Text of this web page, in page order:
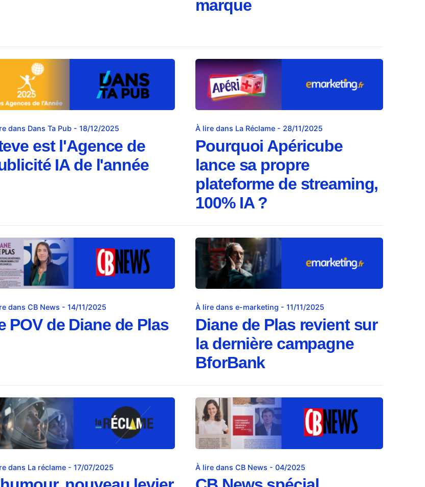
marque
dans Dans Ta Pub - 18/12/2025
est l'Agence de
IA de l'année
À lire dans La Réclame - 28/11/2025
Pourquoi Apéricube
lance sa propre
plateforme de streaming,
100% IA ?
dans CB News - 14/11/2025
POV de Diane de Plas
À lire dans e-marketing - 11/11/2025
Diane de Plas revient sur
la dernière campagne
BforBank
dans La réclame - 17/07/2025 À lire dans CB News - 04/2025